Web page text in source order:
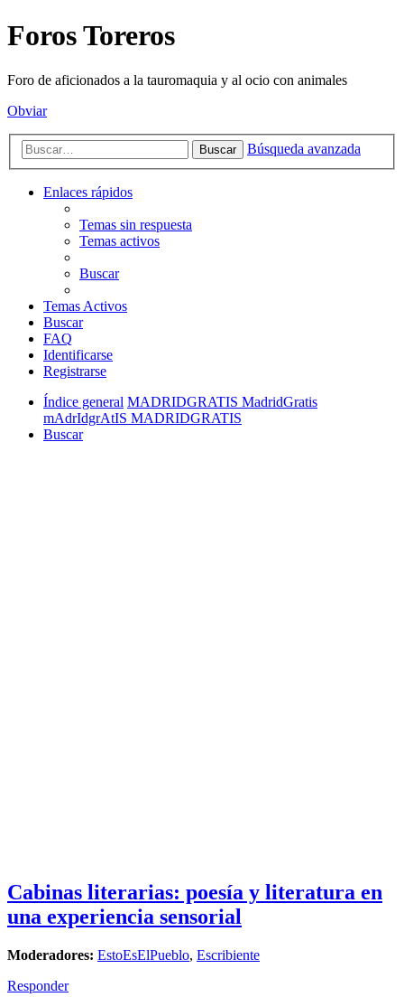
Foros Toreros
Foro de aficionados a la tauromaquia y al ocio con animales
Obviar
Buscar Búsqueda avanzada
Enlaces rápidos
Temas sin respuesta
Temas activos
Buscar
Temas Activos
Buscar
FAQ
Identificarse
Registrarse
Índice general MADRIDGRATIS MadridGratis
mAdrIdgrAtIS MADRIDGRATIS
Buscar
Cabinas literarias: poesía y literatura en
una experiencia sensorial
Moderadores: EstoEsElPueblo, Escribiente
Responder